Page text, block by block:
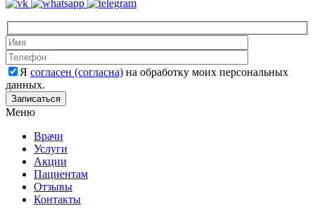
Я согласен (согласна) на обработку моих персональных
данных.
Меню
Врачи
Услуги
Акции
Пациентам
Отзывы
Контакты